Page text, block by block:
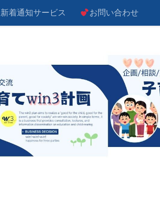
新着通知サービス お問い合わせ